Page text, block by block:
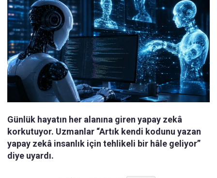
Günlük hayatın her alanına giren yapay zekâ
korkutuyor. Uzmanlar “Artık kendi kodunu yazan
yapay zekâ insanlık için tehlikeli bir hâle geliyor”
diye uyardı.